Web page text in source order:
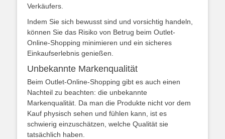
Verkäufers.
Indem Sie sich bewusst sind und vorsichtig handeln,
können Sie das Risiko von Betrug beim Outlet-
Online-Shopping minimieren und ein sicheres
Einkaufserlebnis genießen.
Unbekannte Markenqualität
Beim Outlet-Online-Shopping gibt es auch einen
Nachteil zu beachten: die unbekannte
Markenqualität. Da man die Produkte nicht vor dem
Kauf physisch sehen und fühlen kann, ist es
schwierig einzuschätzen, welche Qualität sie
tatsächlich haben.